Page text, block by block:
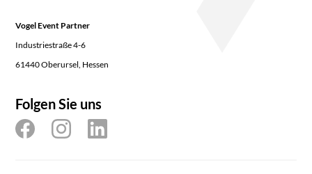
Vogel Event Partner
Industriestraße 4-6
61440 Oberursel, Hessen
Folgen Sie uns